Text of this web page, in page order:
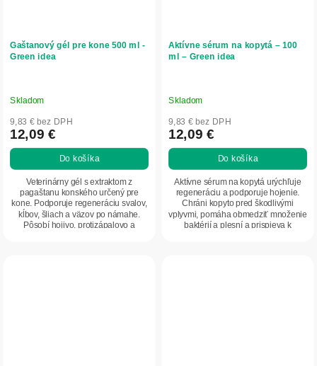
Gaštanový gél pre kone 500 ml -
Green idea
Skladom
9,83 € bez DPH
12,09 €
Do košíka
Veterinárny gél s extraktom z
pagaštanu konského určený pre
kone. Podporuje regeneráciu svalov,
kĺbov, šliach a väzov po námahe.
Pôsobí hojivo, protizápalovo a
Aktívne sérum na kopytá – 100
ml – Green idea
Skladom
9,83 € bez DPH
12,09 €
Do košíka
Aktívne sérum na kopytá urýchľuje
regeneráciu a podporuje hojenie.
Chráni kopyto pred škodlivými
vplyvmi, pomáha obmedziť množenie
baktérií a plesní a prispieva k